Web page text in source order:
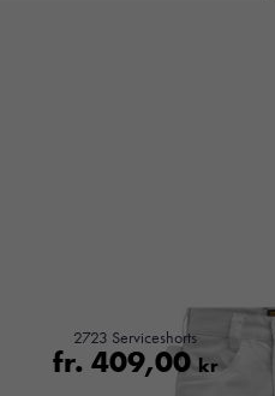
2723 Serviceshorts
fr. 409,00 kr
välja bort. De
behövs för att
hemsidan